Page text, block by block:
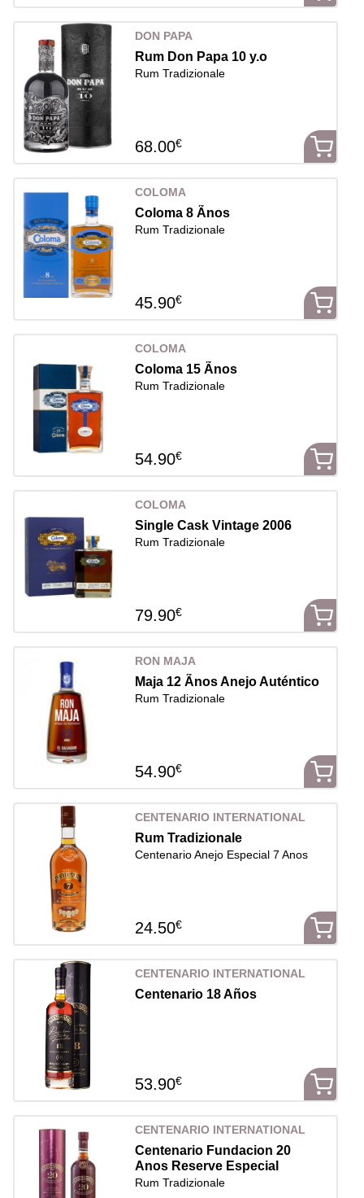
DON PAPA
Rum Don Papa 10 y.o
Rum Tradizionale
68.00€
COLOMA
Coloma 8 Ãnos
Rum Tradizionale
45.90€
COLOMA
Coloma 15 Ãnos
Rum Tradizionale
54.90€
COLOMA
Single Cask Vintage 2006
Rum Tradizionale
79.90€
RON MAJA
Maja 12 Ãnos Anejo Auténtico
Rum Tradizionale
54.90€
CENTENARIO INTERNATIONAL
Rum Tradizionale
Centenario Anejo Especial 7 Anos
24.50€
CENTENARIO INTERNATIONAL
Centenario 18 Años
53.90€
CENTENARIO INTERNATIONAL
Centenario Fundacion 20
Anos Reserve Especial
Rum Tradizionale